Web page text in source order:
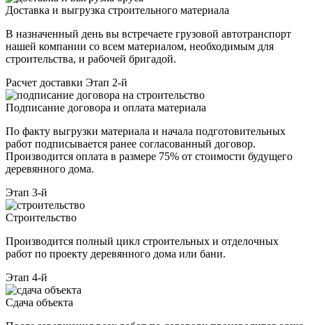
Доставка и выгрузка строительного материала
В назначенный день вы встречаете грузовой автотранспорт
нашей компании со всем материалом, необходимым для
строительства, и рабочей бригадой.
Расчет доставки Этап 2-й
Подписание договора и оплата материала
По факту выгрузки материала и начала подготовительных
работ подписывается ранее согласованный договор.
Производится оплата в размере 75% от стоимости будущего
деревянного дома.
Этап 3-й
Строительство
Производится полный цикл строительных и отделочных
работ по проекту деревянного дома или бани.
Этап 4-й
Сдача объекта